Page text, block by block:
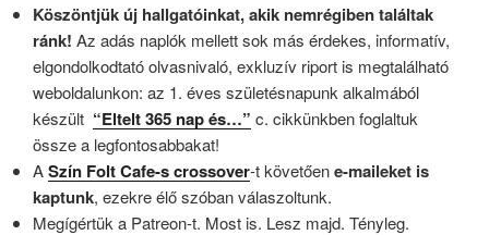
Köszöntjük új hallgatóinkat, akik nemrégiben találtak
ránk! Az adás naplók mellett sok más érdekes, informatív,
elgondolkodtató olvasnivaló, exkluzív riport is megtalálható
weboldalunkon: az 1. éves születésnapunk alkalmából
készült “Eltelt 365 nap és…” c. cikkünkben foglaltuk
össze a legfontosabbakat!
ASzín Folt Cafe-s crossover-t követőene-maileket is
kaptunk, ezekre élő szóban válaszoltunk.
Megígértük a Patreon-t. Most is. Lesz majd. Tényleg.